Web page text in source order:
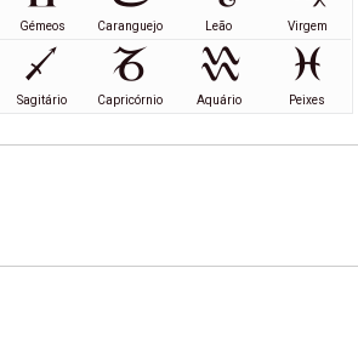
Gémeos Caranguejo Leão Virgem
Sagitário Capricórnio Aquário Peixes